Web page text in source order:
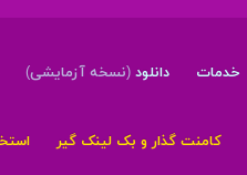
خدمات دانلود (نسخه آزمایشی)
کامنت گذار و بک لینک گیر